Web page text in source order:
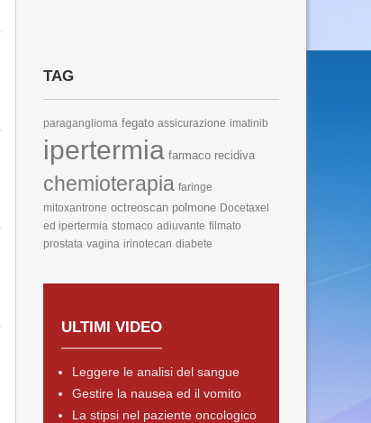
TAG
paraganglioma fegato assicurazione imatinib
ipertermia farmaco recidiva
chemioterapia faringe
mitoxantrone octreoscan polmone Docetaxel
ed ipertermia stomaco adiuvante filmato
prostata vagina irinotecan diabete
ULTIMI VIDEO
Leggere le analisi del sangue
Gestire la nausea ed il vomito
La stipsi nel paziente oncologico